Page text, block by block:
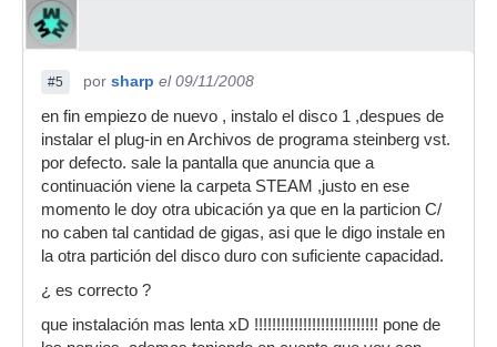
#5 por sharp el 09/11/2008
en fin empiezo de nuevo , instalo el disco 1 ,despues de
instalar el plug-in en Archivos de programa steinberg vst.
por defecto. sale la pantalla que anuncia que a
continuación viene la carpeta STEAM ,justo en ese
momento le doy otra ubicación ya que en la particion C/
no caben tal cantidad de gigas, asi que le digo instale en
la otra partición del disco duro con suficiente capacidad.
¿ es correcto ?
que instalación mas lenta xD !!!!!!!!!!!!!!!!!!!!!!!!!!!! pone de